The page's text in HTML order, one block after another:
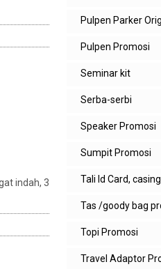
indah, 3
Pulpen Parker
Pulpen Promosi
Seminar kit
Serba-serbi
Speaker Promosi
Sumpit Promosi
Tali Id Card,
Tas /goody bag
Topi Promosi
Travel Adaptor